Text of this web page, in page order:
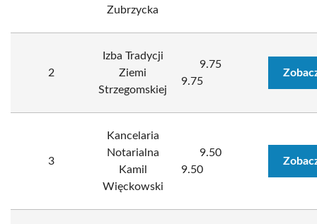
Zubrzycka
2
Izba Tradycji
Ziemi
Strzegomskiej
9.75
9.75
3
Kancelaria
Notarialna
Kamil
Więckowski
9.50
9.50